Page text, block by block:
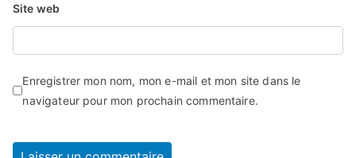
Site web
Enregistrer mon nom, mon e-mail et mon site dans le
navigateur pour mon prochain commentaire.